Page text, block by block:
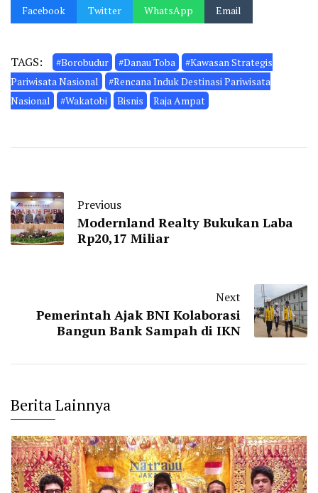
Facebook Twitter WhatsApp Email
TAGS: #Borobudur #Danau Toba
#Kawasan Strategis
Pariwisata Nasional
#Rencana Induk Destinasi Pariwisata
Nasional
#Wakatobi Bisnis Raja Ampat
Previous
Modernland Realty Bukukan Laba
Rp20,17 Miliar
Next
Pemerintah Ajak BNI Kolaborasi
Bangun Bank Sampah di IKN
Berita Lainnya